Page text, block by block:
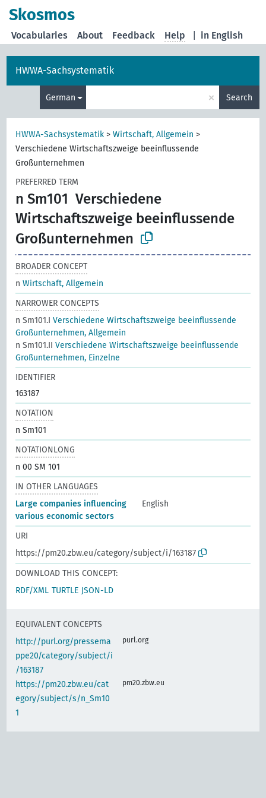
Skosmos
in English
Vocabularies About Feedback Help
HWWA-Sachsystematik
German × Search
HWWA-Sachsystematik >Wirtschaft, Allgemein >
Verschiedene Wirtschaftszweige beeinflussende
Großunternehmen
PREFERRED TERM
n Sm101 Verschiedene
Wirtschaftszweige beeinflussende
Großunternehmen
BROADER CONCEPT
nWirtschaft, Allgemein
NARROWER CONCEPTS
n Sm101.IVerschiedene Wirtschaftszweige beeinflussende
Großunternehmen, Allgemein
n Sm101.IIVerschiedene Wirtschaftszweige beeinflussende
Großunternehmen, Einzelne
IDENTIFIER
163187
NOTATION
n Sm101
NOTATIONLONG
n 00 SM 101
IN OTHER LANGUAGES
Large companies influencing
various economic sectors
English
URI
https://pm20.zbw.eu/category/subject/i/163187
DOWNLOAD THIS CONCEPT:
RDF/XML TURTLE JSON-LD
EQUIVALENT CONCEPTS
http://purl.org/pressema
ppe20/category/subject/i
/163187
purl.org
https://pm20.zbw.eu/cat
egory/subject/s/n_Sm10
1
pm20.zbw.eu